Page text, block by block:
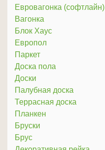
Евровагонка (софтлайн)
Вагонка
Блок Хаус
Европол
Паркет
Доска пола
Доски
Палубная доска
Террасная доска
Планкен
Бруски
Брус